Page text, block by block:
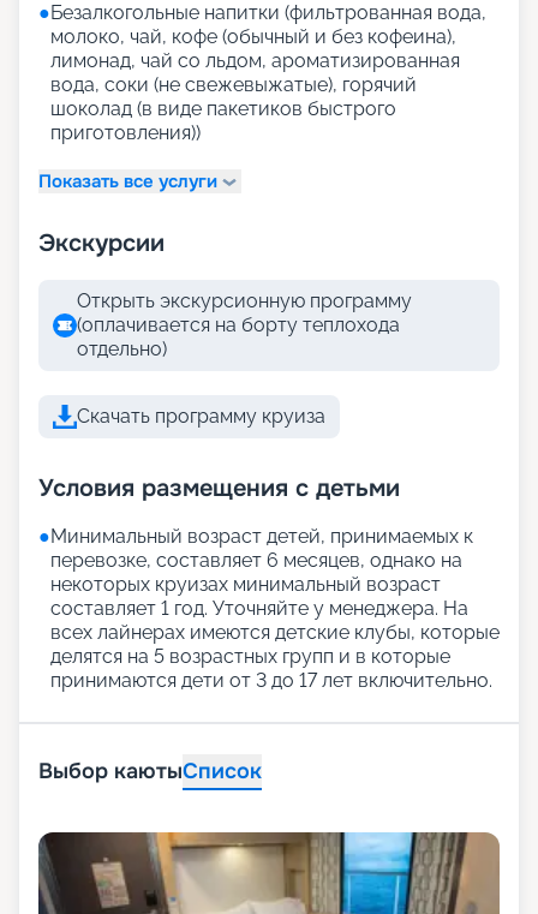
●Безалкогольные напитки (фильтрованная вода,
молоко, чай, кофе (обычный и без кофеина),
лимонад, чай со льдом, ароматизированная
вода, соки (не свежевыжатые), горячий
шоколад (в виде пакетиков быстрого
приготовления))
Показать все услуги
Экскурсии
Открыть экскурсионную программу
(оплачивается на борту теплохода
отдельно)
Скачать программу круиза
Условия размещения с детьми
●Минимальный возраст детей, принимаемых к
перевозке, составляет 6 месяцев, однако на
некоторых круизах минимальный возраст
составляет 1 год. Уточняйте у менеджера. На
всех лайнерах имеются детские клубы, которые
делятся на 5 возрастных групп и в которые
принимаются дети от 3 до 17 лет включительно.
Выбор каютыСписок